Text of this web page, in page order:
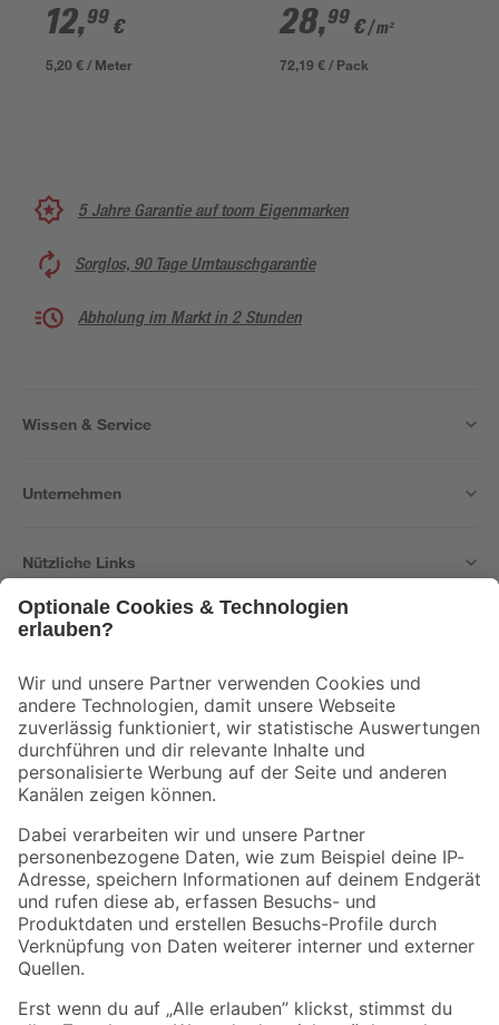
13 x 60 mm
12,99 €
5,20 € / Meter
Linea natur braun 8
mm
28,99 €/ m²
72,19 € / Pack
5 Jahre Garantie auf toom Eigenmarken
Sorglos, 90 Tage Umtauschgarantie
Abholung im Markt in 2 Stunden
Wissen & Service
Unternehmen
Nützliche Links
Der toom Newsletter: Keine Angebote und Aktionen mehr verpassen!
Zur Newsletter Anmeldung
Folge uns
Zahlungsarten Versandarten
Sicher einkaufen